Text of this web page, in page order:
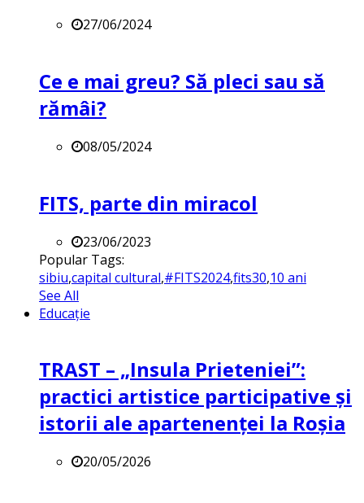
27/06/2024
Ce e mai greu? Să pleci sau să
rămâi?
08/05/2024
FITS, parte din miracol
23/06/2023
Popular Tags:
sibiu,capital cultural,#FITS2024,fits30,10 ani
See All
Educație
TRAST – „Insula Prieteniei”:
practici artistice participative și
istorii ale apartenenței la Roșia
20/05/2026